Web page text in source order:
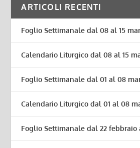
ARTICOLI RECENTI
Foglio Settimanale dal 08 al 15
Calendario Liturgico dal 08 al 15
Foglio Settimanale dal 01 al 08
Calendario Liturgico dal 01 al 08
Foglio Settimanale dal 22 febbraio